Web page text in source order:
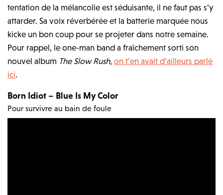
tentation de la mélancolie est séduisante, il ne faut pas s’y
attarder. Sa voix réverbérée et la batterie marquée nous
kicke un bon coup pour se projeter dans notre semaine.
Pour rappel, le one-man band a fraîchement sorti son
nouvel album The Slow Rush,on t’en avait d’ailleurs parlé
ici.
Born Idiot – Blue Is My Color
Pour survivre au bain de foule